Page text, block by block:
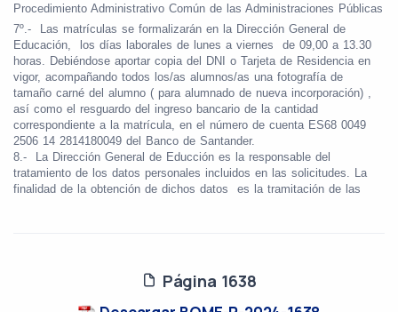
Procedimiento Administrativo Común de las Administraciones Públicas
7º.- Las matrículas se formalizarán en la Dirección General de
Educación, los días laborales de lunes a viernes de 09,00 a 13.30
horas. Debiéndose aportar copia del DNI o Tarjeta de Residencia en
vigor, acompañando todos los/as alumnos/as una fotografía de
tamaño carné del alumno ( para alumnado de nueva incorporación) ,
así como el resguardo del ingreso bancario de la cantidad
correspondiente a la matrícula, en el número de cuenta ES68 0049
2506 14 2814180049 del Banco de Santander.
8.- La Dirección General de Educción es la responsable del
tratamiento de los datos personales incluidos en las solicitudes. La
finalidad de la obtención de dichos datos es la tramitación de las
Página 1638